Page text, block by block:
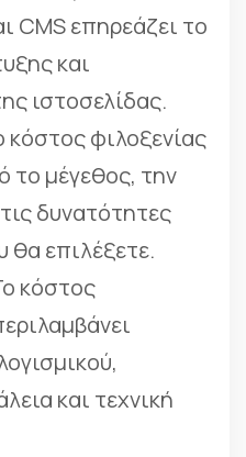
CMS επηρεάζει το
και
ιστοσελίδας.
κόστος φιλοξενίας
το μέγεθος, την
δυνατότητες
θα επιλέξετε.
κόστος
και τεχνική